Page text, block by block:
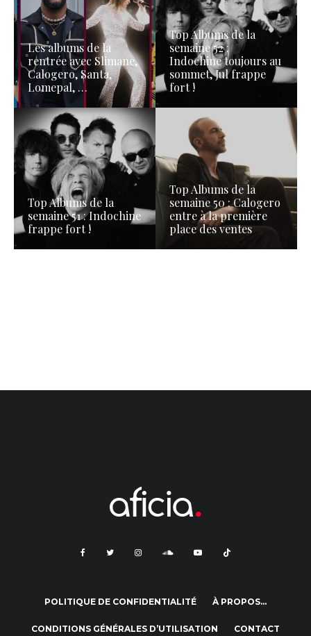
Les albums de la
rentrée avec Slimane,
Calogero, Santa,
Lomepal, …
Top Albums de la
semaine 52 :
Indochine toujours au
sommet, Jul frappe
fort !
Top Albums de la
semaine 51 : Indochine
frappe fort !
Top Albums de la
semaine 50 : Calogero
entre à la première
place des ventes
POLITIQUE DE CONFIDENTIALITÉ À PROPOS…
CONDITIONS GÉNÉRALES D’UTILISATION CONTACT